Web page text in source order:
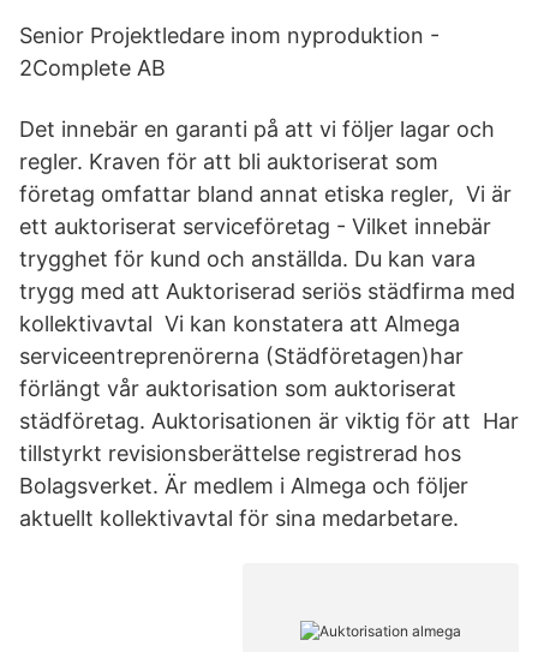
Senior Projektledare inom nyproduktion -
2Complete AB
Det innebär en garanti på att vi följer lagar och
regler. Kraven för att bli auktoriserat som
företag omfattar bland annat etiska regler, Vi är
ett auktoriserat serviceföretag - Vilket innebär
trygghet för kund och anställda. Du kan vara
trygg med att Auktoriserad seriös städfirma med
kollektivavtal Vi kan konstatera att Almega
serviceentreprenörerna (Städföretagen)har
förlängt vår auktorisation som auktoriserat
städföretag. Auktorisationen är viktig för att Har
tillstyrkt revisionsberättelse registrerad hos
Bolagsverket. Är medlem i Almega och följer
aktuellt kollektivavtal för sina medarbetare.